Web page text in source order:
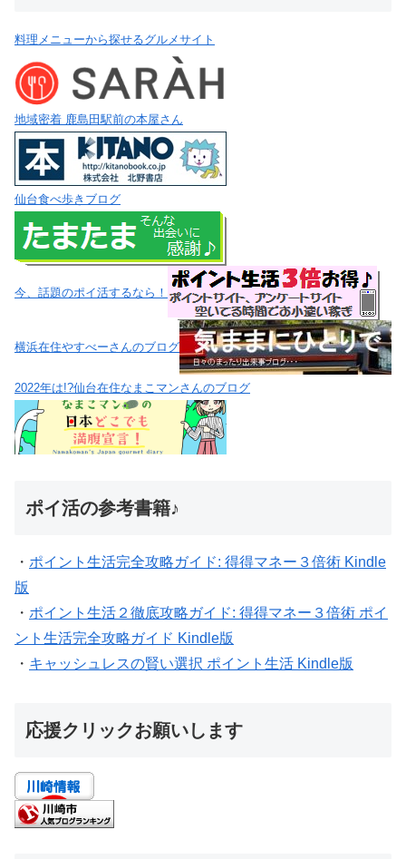
料理メニューから探せるグルメサイト
地域密着 鹿島田駅前の本屋さん
仙台食べ歩きブログ
今、話題のポイ活するなら！
横浜在住やすべーさんのブログ
2022年は!?仙台在住なまこマンさんのブログ
ポイ活の参考書籍♪
・ ポイント生活完全攻略ガイド: 得得マネー３倍術 Kindle
版
・ ポイント生活２徹底攻略ガイド: 得得マネー３倍術 ポイ
ント生活完全攻略ガイド Kindle版
・ キャッシュレスの賢い選択 ポイント生活 Kindle版
応援クリックお願いします